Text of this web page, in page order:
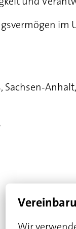
im
,Sachsen-Anhalt,